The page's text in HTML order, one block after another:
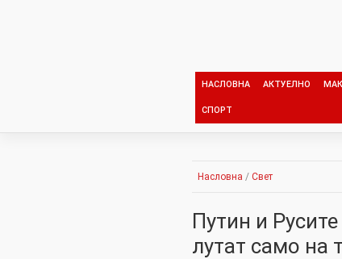
НАСЛОВНА АКТУЕЛНО
СПОРТ
Насловна / Свет
Путин и
лутат само на